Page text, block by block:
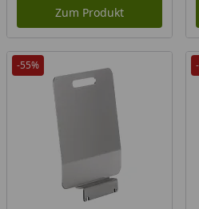
Zum Produkt
-55%